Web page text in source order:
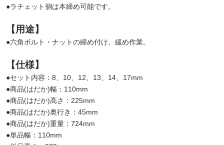
●ラチェット側は本締め可能です。
【用途】
●六角ボルト・ナットの締め付け、緩め作業。
【仕様】
●セット内容：8、10、12、13、14、17mm
●商品(はだか)幅：110mm
●商品(はだか)高さ：225mm
●商品(はだか)奥行き：45mm
●商品(はだか)重量：724mm
●単品幅：110mm